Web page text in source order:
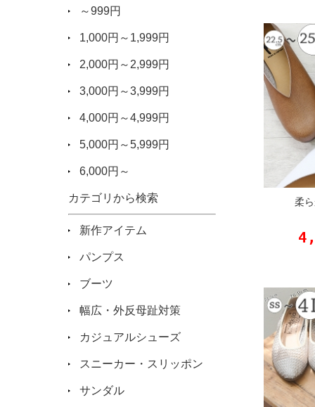
～999円
1,000円～1,999円
2,000円～2,999円
3,000円～3,999円
4,000円～4,999円
5,000円～5,999円
6,000円～
カテゴリから検索
新作アイテム
パンプス
ブーツ
幅広・外反母趾対策
カジュアルシューズ
スニーカー・スリッポン
サンダル
柔